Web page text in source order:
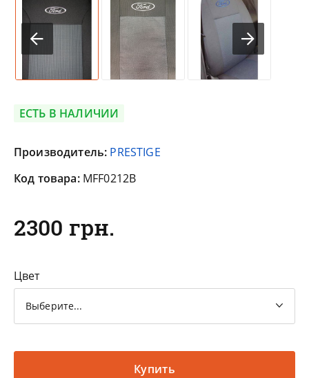
ЕСТЬ В НАЛИЧИИ
Производитель: PRESTIGE
Код товара: MFF0212B
2300 грн.
Цвет
Выберите...
Купить